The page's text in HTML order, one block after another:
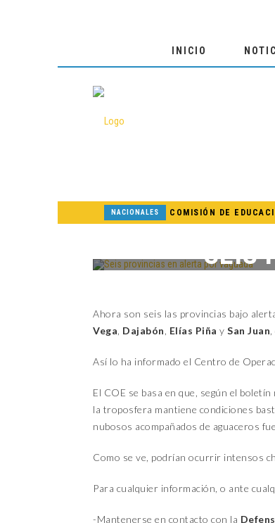
INICIO
NACIONALES
SEIS
Ahora son seis las provincias bajo
Vega Dajabón Elías Piña y San Juan
Así lo ha informado el Centro de
El COE se basa en que, según el
la troposfera mantiene condiciones
nubosos acompañados de aguaceros
Como se ve, podrían ocurrir intensos
Para cualquier información, o ante
-Mantenerse en contacto con la